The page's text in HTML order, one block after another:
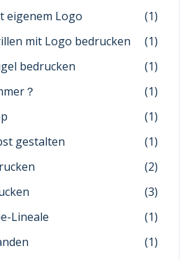
eigenem Logo
(1)
mit Logo bedrucken
(1)
bedrucken
(1)
？
(1)
(1)
gestalten
(1)
(2)
(3)
Lineale
(1)
(1)